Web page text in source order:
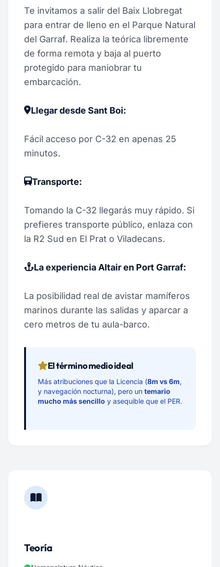
Te invitamos a salir del Baix Llobregat
para entrar de lleno en el Parque Natural
del Garraf. Realiza la teórica libremente
de forma remota y baja al puerto
protegido para maniobrar tu
embarcación.
Llegar desde Sant Boi:
Fácil acceso por C-32 en apenas 25
minutos.
Transporte:
Tomando la C-32 llegarás muy rápido. Si
prefieres transporte público, enlaza con
la R2 Sud en El Prat o Viladecans.
La experiencia Altair en Port Garraf:
La posibilidad real de avistar mamíferos
marinos durante las salidas y aparcar a
cero metros de tu aula-barco.
El término medio ideal
Más atribuciones que la Licencia (8m vs 6m,
y navegación nocturna), pero un temario
mucho más sencillo y asequible que el PER.
Teoría